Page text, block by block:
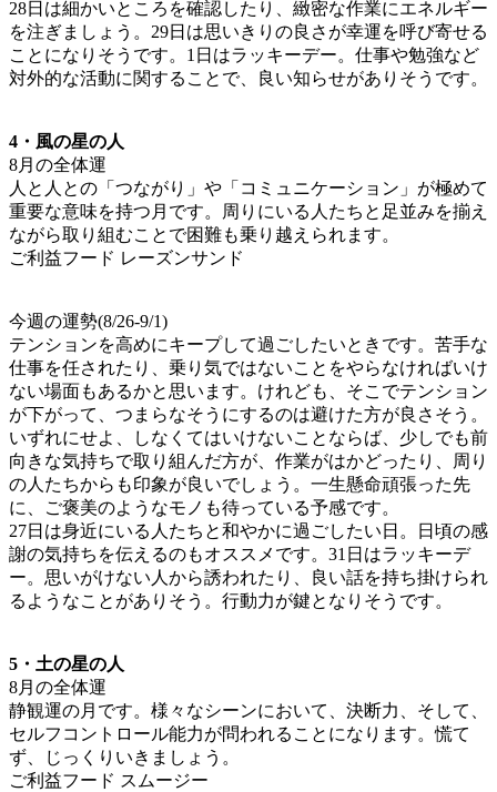
28日は細かいところを確認したり、緻密な作業にエネルギー
を注ぎましょう。29日は思いきりの良さが幸運を呼び寄せる
ことになりそうです。1日はラッキーデー。仕事や勉強など
対外的な活動に関することで、良い知らせがありそうです。
4・風の星の人
8月の全体運
人と人との「つながり」や「コミュニケーション」が極めて
重要な意味を持つ月です。周りにいる人たちと足並みを揃え
ながら取り組むことで困難も乗り越えられます。
ご利益フード レーズンサンド
今週の運勢(8/26-9/1)
テンションを高めにキープして過ごしたいときです。苦手な
仕事を任されたり、乗り気ではないことをやらなければいけ
ない場面もあるかと思います。けれども、そこでテンション
が下がって、つまらなそうにするのは避けた方が良さそう。
いずれにせよ、しなくてはいけないことならば、少しでも前
向きな気持ちで取り組んだ方が、作業がはかどったり、周り
の人たちからも印象が良いでしょう。一生懸命頑張った先
に、ご褒美のようなモノも待っている予感です。
27日は身近にいる人たちと和やかに過ごしたい日。日頃の感
謝の気持ちを伝えるのもオススメです。31日はラッキーデ
ー。思いがけない人から誘われたり、良い話を持ち掛けられ
るようなことがありそう。行動力が鍵となりそうです。
5・土の星の人
8月の全体運
静観運の月です。様々なシーンにおいて、決断力、そして、
セルフコントロール能力が問われることになります。慌て
ず、じっくりいきましょう。
ご利益フード スムージー